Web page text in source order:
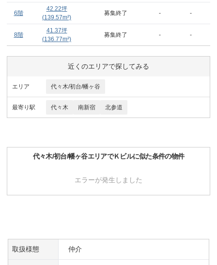
6階
42.22坪
(139.57m²)
募集終了 - -
8階
41.37坪
(136.77m²)
募集終了 - -
近くのエリアで探してみる
エリア 代々木/初台/幡ヶ谷
最寄り駅 代々木 南新宿 北参道
代々木/初台/幡ヶ谷エリアでＫビルに似た条件の物件
エラーが発生しました
取扱様態 仲介